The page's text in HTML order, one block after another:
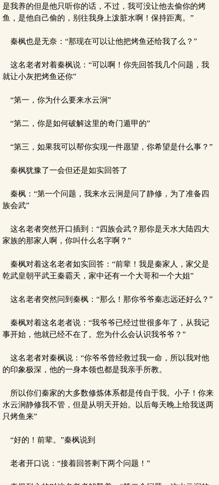
是我养的但是他只听你的话，不过，我可没让他去偷你的烤
鱼，是他自己偷的，别往我身上泼脏水啊！保持距离。”
秦枫也是无奈：“那现在可以让他把烤鱼还给我了么？”
这名老者对着秦枫说：“可以啊！你先回答我几个问题，我
就让小灰把烤鱼还你”
“第一，你为什么要来水云涧”
“第二，你是如何破解这里的奇门遁甲的”
“第三，如果我可以帮你实现一件愿望，你希望是什么事？”
秦枫犹豫了一会但还是如实回答了
秦枫：“第一个问题，我来水云涧是问了静修，为了准备四
族会武”
这名老者突然开口插到：“四族会武？那你是天水大陆四大
家族的那家人啊，你叫什么名字啊？”
秦枫对着这名老者如实回答：“前辈！我是秦家人，家父是
乾武皇朝平武王秦霸天，家中还有一个大哥和一个大姐”
这名老者突然问到秦枫：“那么！那你爷爷秦志远还好么？”
秦枫对着这名老者说：“我爷爷已经过世很多年了，从我记
事开始，他就已经不在了。您为什么会认识我爷爷？”
这名老者对秦枫说：“你爷爷曾经救过我一命，所以我对他
的印象极深，他的一身本领也都是我亲手所教。
所以你们秦家的大多数修炼体系都是传自于我。小子！你来
水云涧静修我不管，但是从明天开始。以后每天晚上给我送两
只烤鱼来”
“好的！前辈。”秦枫说到
老者开口说：“接着回答剩下两个问题！”